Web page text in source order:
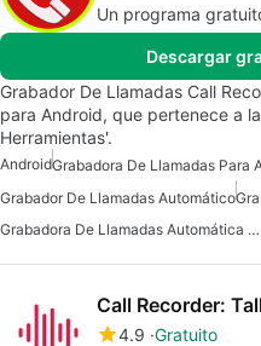
Un programa
Descargar
Grabador De Llamadas Call
para Android, que pertenece a
Herramientas'.
AndroidGrabadora De Llamadas Para
Grabador De Llamadas Automático
Grabadora De Llamadas Automática Para Android
Call Recorder:
4.9 Gratuito